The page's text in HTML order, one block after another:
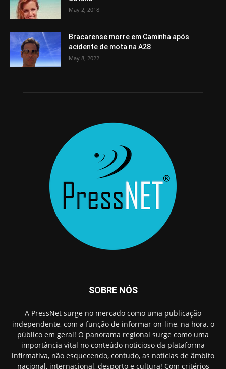
May 2, 2018
Bracarense morre em Caminha após
acidente de mota na A28
May 8, 2022
SOBRE NÓS
A PressNet surge no mercado como uma publicação
independente, com a função de informar on-line, na hora, o
público em geral! O panorama regional surge como uma
importância vital no conteúdo noticioso da plataforma
infirmativa, não esquecendo, contudo, as notícias de âmbito
nacional, internacional, desporto e cultura! Com critérios